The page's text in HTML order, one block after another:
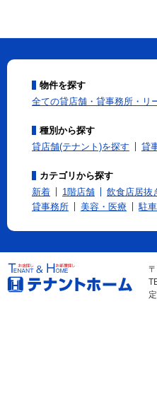
物件を探す
全ての貸店舗・貸事務所・リ
種別から探す
貸店舗(テナント)を探す
貸
カテゴリから探す
新着
1階店舗 飲食店居抜
貸事務所
美容・医療 駐